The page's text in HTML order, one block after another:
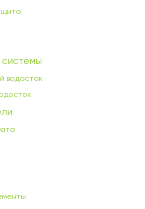
водосток